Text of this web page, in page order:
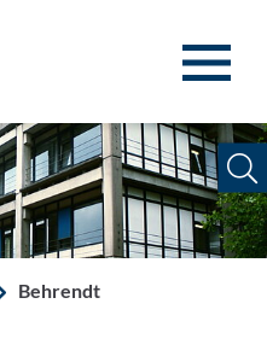
Behrendt